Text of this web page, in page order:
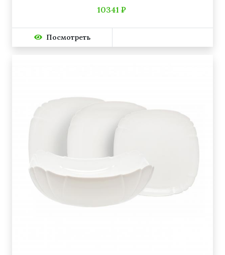
10341 ₽
Посмотреть